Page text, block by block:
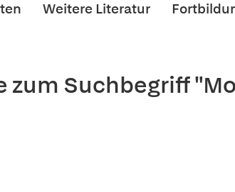
Weitere Literatur
zum Suchbegriff